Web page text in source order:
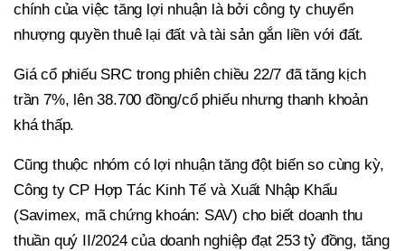
chính của việc tăng lợi nhuận là bởi công ty chuyển
nhượng quyền thuê lại đất và tài sản gắn liền với đất.
Giá cổ phiếu SRC trong phiên chiều 22/7 đã tăng kịch
trần 7%, lên 38.700 đồng/cổ phiếu nhưng thanh khoản
khá thấp.
Cũng thuộc nhóm có lợi nhuận tăng đột biến so cùng kỳ,
Công ty CP Hợp Tác Kinh Tế và Xuất Nhập Khẩu
(Savimex, mã chứng khoán: SAV) cho biết doanh thu
thuần quý II/2024 của doanh nghiệp đạt 253 tỷ đồng, tăng